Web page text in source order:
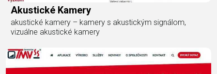
Akustické Kamery
akustické kamery – kamery s akustickým signálom,
vizuálne akustické kamery